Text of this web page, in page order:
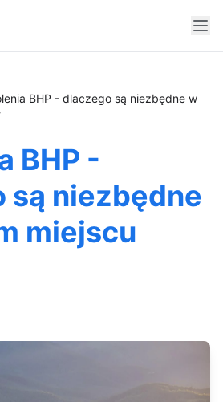
BHP - dlaczego są niezbędne w
BHP -
są niezbędne
miejscu